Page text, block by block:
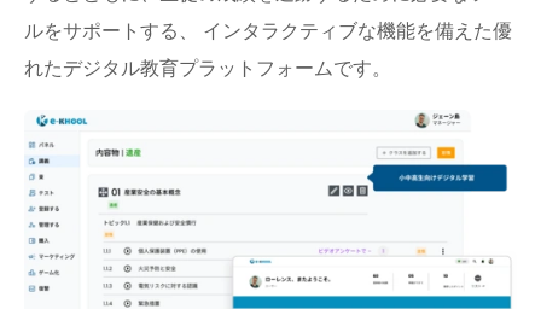
ルをサポートする、 インタラクティブな機能を備えた優
れたデジタル教育プラットフォームです。